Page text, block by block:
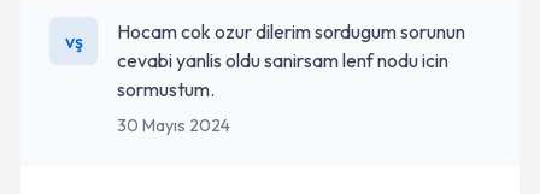
vş
Hocam cok ozur dilerim sordugum sorunun
cevabi yanlis oldu sanirsam lenf nodu icin
sormustum.
30 Mayıs 2024